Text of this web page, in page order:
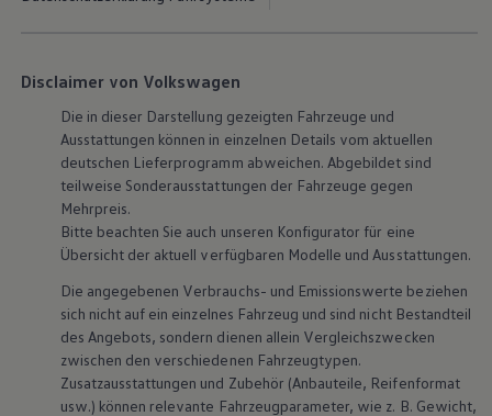
Disclaimer von Volkswagen
Die in dieser Darstellung gezeigten Fahrzeuge und
Ausstattungen können in einzelnen Details vom aktuellen
deutschen Lieferprogramm abweichen. Abgebildet sind
teilweise Sonderausstattungen der Fahrzeuge gegen
Mehrpreis.
Bitte beachten Sie auch unseren Konfigurator für eine
Übersicht der aktuell verfügbaren Modelle und Ausstattungen.
Die angegebenen Verbrauchs- und Emissionswerte beziehen
sich nicht auf ein einzelnes Fahrzeug und sind nicht Bestandteil
des Angebots, sondern dienen allein Vergleichszwecken
zwischen den verschiedenen Fahrzeugtypen.
Zusatzausstattungen und Zubehör (Anbauteile, Reifenformat
usw.) können relevante Fahrzeugparameter, wie z. B. Gewicht,